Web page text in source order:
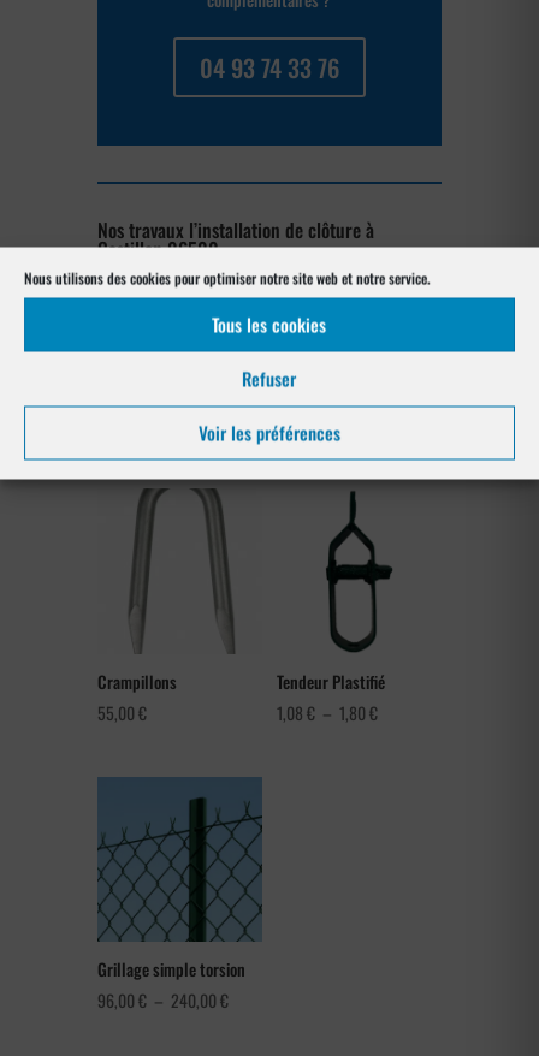
Nous utilisons des cookies pour optimiser notre site web et notre service.
Tous les cookies
Refuser
Voir les préférences
04 93 74 33 76
Nos travaux l’installation de clôture à
Castillon 06500
post_type= »project » order= »asc »
Notre gamme pour la pose
à Castillon 06500
Crampillons
55,00€
Tendeur Plastifié
1,08€ – 1,80€Plage
Grillage simple torsion
96,00€ – 240,00€Plage